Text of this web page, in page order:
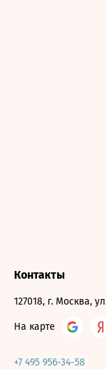
Контакты
127018, г. Москва,
На карте
+7 495 956-34-58